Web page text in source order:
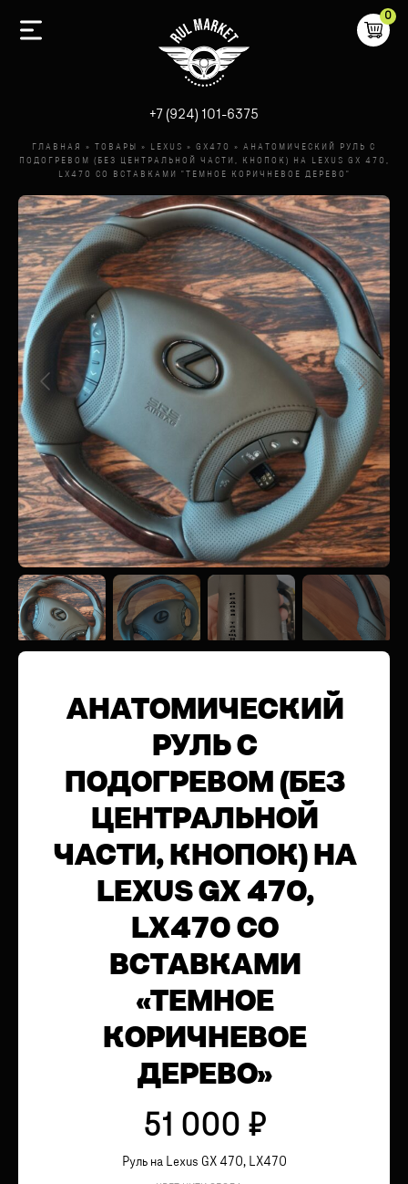
+7 (924) 101-6375
0
ГЛАВНАЯ » ТОВАРЫ » LEXUS » GX470 »
АНАТОМИЧЕСКИЙ РУЛЬ С
ПОДОГРЕВОМ (БЕЗ ЦЕНТРАЛЬНОЙ ЧАСТИ, КНОПОК) НА LEXUS GX 470,
LX470 СО ВСТАВКАМИ "ТЕМНОЕ КОРИЧНЕВОЕ ДЕРЕВО"
АНАТОМИЧЕСКИЙ
РУЛЬ С
ПОДОГРЕВОМ (БЕЗ
ЦЕНТРАЛЬНОЙ
ЧАСТИ, КНОПОК) НА
LEXUS GX 470,
LX470 СО
ВСТАВКАМИ
«ТЕМНОЕ
КОРИЧНЕВОЕ
ДЕРЕВО»
51 000 ₽
Руль на Lexus GX 470, LX470